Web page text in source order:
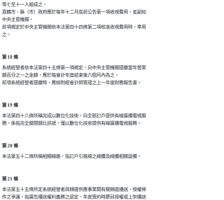
等七至十一人組成之。
直轄市、縣（市）政府應於每年十二月底前公告第一項收視費用，並副知
中央主管機關。
前項規定於中央主管機關依本法第四十四條第二項核准收視費用時，準用
之。
第 18 條
系統經營者依本法第四十五條第一項規定，向中央主管機關提繳當年營業
額百分之一之金額，應於每會計年度結束後六個月內為之。
前項系統經營者提繳時，應檢附經會計師簽證之上一年度財務報告書。
第 19 條
本法第四十八條所稱完成以數位化技術，向全部訂戶提供有線廣播電視服
務，係指完全關閉類比訊號，僅以數位化技術提供有線廣播電視服務。
第 20 條
本法第五十二條所稱相關線路，指訂戶引進線之線纜及線纜相關設備。
第 21 條
本法第五十五條所定系統經營者與頻道供應事業間有關頻道播送、授權條
件之爭議，指廣告播送權利義務之認定、年度簽約時節目授權或上架播送